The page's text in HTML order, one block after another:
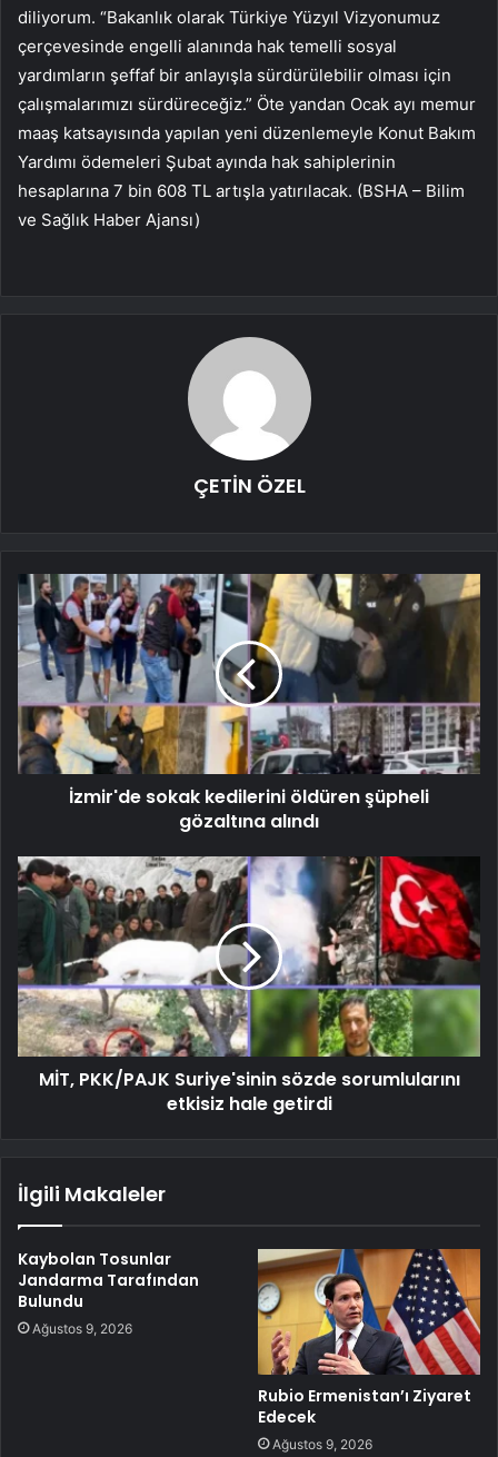
diliyorum. “Bakanlık olarak Türkiye Yüzyıl Vizyonumuz
çerçevesinde engelli alanında hak temelli sosyal
yardımların şeffaf bir anlayışla sürdürülebilir olması için
çalışmalarımızı sürdüreceğiz.” Öte yandan Ocak ayı memur
maaş katsayısında yapılan yeni düzenlemeyle Konut Bakım
Yardımı ödemeleri Şubat ayında hak sahiplerinin
hesaplarına 7 bin 608 TL artışla yatırılacak. (BSHA – Bilim
ve Sağlık Haber Ajansı)
ÇETİN ÖZEL
İzmir'de sokak kedilerini öldüren şüpheli
gözaltına alındı
MİT, PKK/PAJK Suriye'sinin sözde sorumlularını
etkisiz hale getirdi
İlgili Makaleler
Kaybolan Tosunlar
Jandarma Tarafından
Bulundu
Ağustos 9, 2026
Rubio Ermenistan’ı Ziyaret
Edecek
Ağustos 9, 2026